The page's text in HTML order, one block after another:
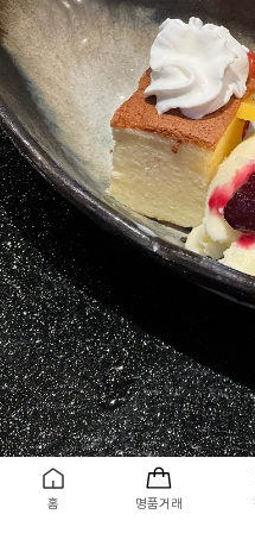
디저트
목록
홈 명품거래